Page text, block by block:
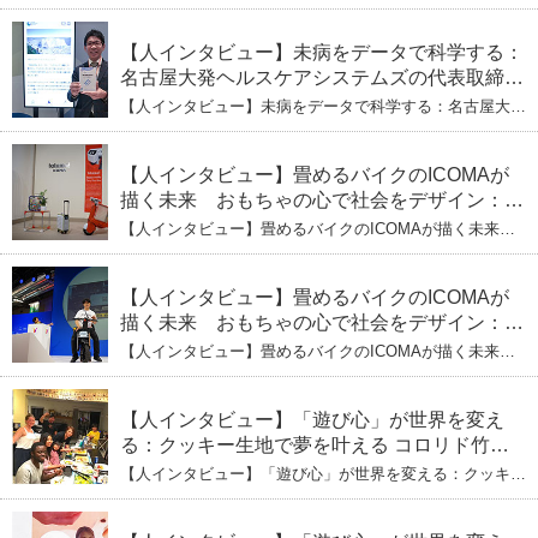
が描く都市とモビリティの青写真
【人インタビュー】未病をデータで科学する：
名古屋大発ヘルスケアシステムズの代表取締役
社長・瀧本陽介 郵送検査で挑む健康の未来
【人インタビュー】未病をデータで科学する：名古屋大発
ヘルスケアシステムズの代表取締役社長・瀧本陽介 郵送
【人インタビュー】畳めるバイクのICOMAが
描く未来 おもちゃの心で社会をデザイン：株
式会社ICOMAの代表取締役・生駒崇光
（下）おもちゃで社会を変える、「トイボック
【人インタビュー】畳めるバイクのICOMAが描く未来
おもちゃの心で社会をデザイン：株式会社ICOMAの代表
イボックス」というデザインメソッド
【人インタビュー】畳めるバイクのICOMAが
描く未来 おもちゃの心で社会をデザイン：株
式会社ICOMAの代表取締役・生駒崇光
（上）「変形」に魅せられたデザイナーの軌
【人インタビュー】畳めるバイクのICOMAが描く未来
おもちゃの心で社会をデザイン：株式会社ICOMAの代表
ーの軌跡
【人インタビュー】「遊び心」が世界を変え
る：クッキー生地で夢を叶える コロリド竹内
ひとみ（下） 起業は「影響力」のため。愛と
笑いの子育て哲学
【人インタビュー】「遊び心」が世界を変える：クッキー
生地で夢を叶える コロリド竹内ひとみ（下） 起業は「影